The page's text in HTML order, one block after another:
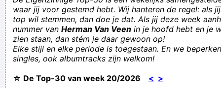
De familie Kneuters heeft al verschillende scheetsrampen
overleefd
She eats diet food alright, just a fucking hell of a load of it
ga reizen voor je sterft anders reist diegene die erft
Gefeliciteerd! U heeft geen aarskaars gewonnen!
Verdeel en lieveheersbeest
waar jij voor gestemd hebt. Wij hanteren de regel: als
top wil stemmen, dan doe je dat. Als jij deze week
nummer van Herman Van Veen in je hoofd hebt en je
zien staan, dan stém je daar gewoon op!
Elke stijl en elke periode is toegestaan. En we
singles, ook albumtracks zijn welkom!
☆ De Top-30 van week 20/2026 < >